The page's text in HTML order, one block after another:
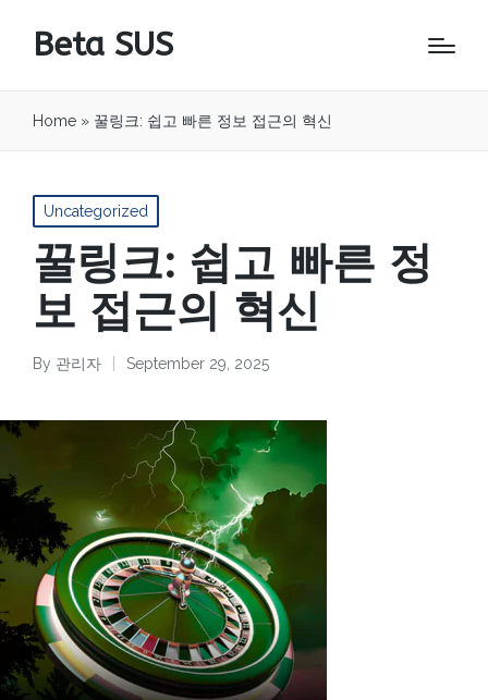
Beta SUS
Home » 꿀링크: 쉽고 빠른 정보 접근의 혁신
Posted
in
Uncategorized
꿀링크: 쉽고 빠른 정
보 접근의 혁신
Posted
By 관리자 September 29, 2025